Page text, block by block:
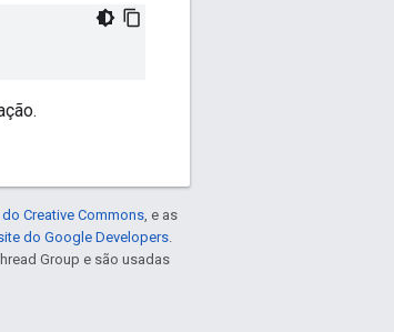
Creative Commons, e as
do Google Developers.
Group e são usadas